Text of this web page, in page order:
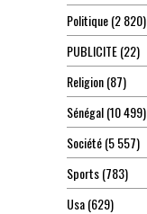
Politique(2 820)
PUBLICITE(22)
Religion(87)
Sénégal(10 499)
Société(5 557)
Sports(783)
Usa(629)